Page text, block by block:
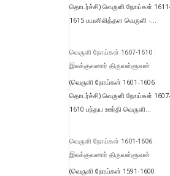
தொடர்ச்சி) வெருளி நோய்கள் 1611-
1615 பயனிலித்தள வெருளி -...
வெருளி நோய்கள் 1607-1610 :
இலக்குவனார் திருவள்ளுவன்
(வெருளி நோய்கள் 1601-1606
தொடர்ச்சி) வெருளி நோய்கள் 1607-
1610 பந்தய ஊர்தி வெருளி...
வெருளி நோய்கள் 1601-1606 :
இலக்குவனார் திருவள்ளுவன்
(வெருளி நோய்கள் 1591-1600